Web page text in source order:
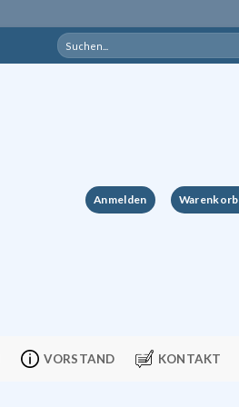
Suchen
nach:
Anmelden Warenkorb
VORSTAND KONTAKT